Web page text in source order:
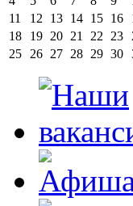
11
12 13 14 15 16
18
19 20 21 22 23
25
26 27 28 29 30